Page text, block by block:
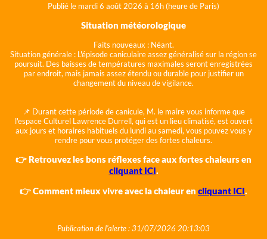
Publié le mardi 6 août 2026 à 16h (heure de Paris)
Situation météorologique
Faits nouveaux : Néant.
Situation générale : L'épisode caniculaire assez généralisé sur la région se
poursuit. Des baisses de températures maximales seront enregistrées
par endroit, mais jamais assez étendu ou durable pour justifier un
changement du niveau de vigilance.
📌 Durant cette période de canicule, M. le maire vous informe que
l'espace Culturel Lawrence Durrell, qui est un lieu climatisé, est ouvert
aux jours et horaires habituels du lundi au samedi, vous pouvez vous y
rendre pour vous protéger des fortes chaleurs.
👉 Retrouvez les bons réflexes face aux fortes chaleurs en
cliquant ICI.
👉 Comment mieux vivre avec la chaleur en cliquant ICI.
Publication de l'alerte : 31/07/2026 20:13:03